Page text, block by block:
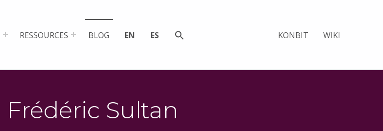
RESSOURCES BLOG EN ES KONBIT WIKI
Frédéric Sultan